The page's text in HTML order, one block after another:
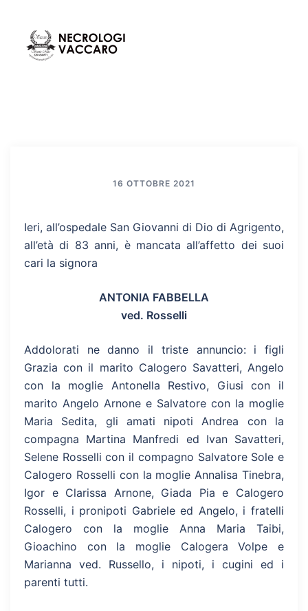
contenuto
16 OTTOBRE 2021
Ieri, all’ospedale San Giovanni di Dio di Agrigento,
all’età di 83 anni, è mancata all’affetto dei suoi
cari la signora
ANTONIA FABBELLA
ved. Rosselli
Addolorati ne danno il triste annuncio: i figli
Grazia con il marito Calogero Savatteri, Angelo
con la moglie Antonella Restivo, Giusi con il
marito Angelo Arnone e Salvatore con la moglie
Maria Sedita, gli amati nipoti Andrea con la
compagna Martina Manfredi ed Ivan Savatteri,
Selene Rosselli con il compagno Salvatore Sole e
Calogero Rosselli con la moglie Annalisa Tinebra,
Igor e Clarissa Arnone, Giada Pia e Calogero
Rosselli, i pronipoti Gabriele ed Angelo, i fratelli
Calogero con la moglie Anna Maria Taibi,
Gioachino con la moglie Calogera Volpe e
Marianna ved. Russello, i nipoti, i cugini ed i
parenti tutti.